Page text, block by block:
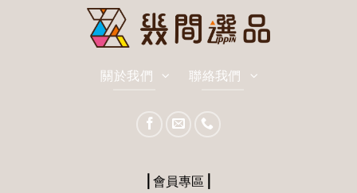
關於我們 聯絡我們
⎪會員專區⎪